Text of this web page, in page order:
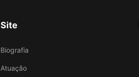
Site
Biografia
Atuação